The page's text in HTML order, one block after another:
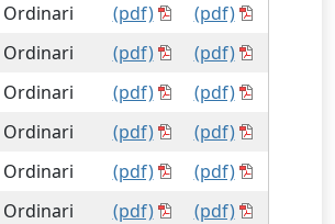
Ordinari (pdf)
(pdf)
Ordinari (pdf)
(pdf)
Ordinari (pdf)
(pdf)
Ordinari (pdf)
(pdf)
Ordinari (pdf)
(pdf)
Ordinari (pdf)
(pdf)